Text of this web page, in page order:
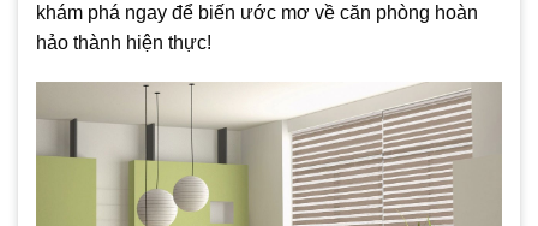
khám phá ngay để biến ước mơ về căn phòng hoàn
hảo thành hiện thực!